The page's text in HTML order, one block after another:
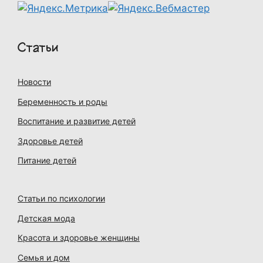
Статьи
Новости
Беременность и роды
Воспитание и развитие детей
Здоровье детей
Питание детей
Статьи по психологии
Детская мода
Красота и здоровье женщины
Семья и дом